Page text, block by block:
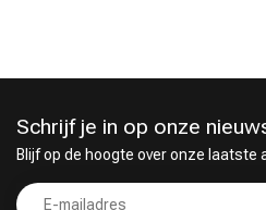
Schrijf je in op onze
Blijf op de hoogte over onze laatste